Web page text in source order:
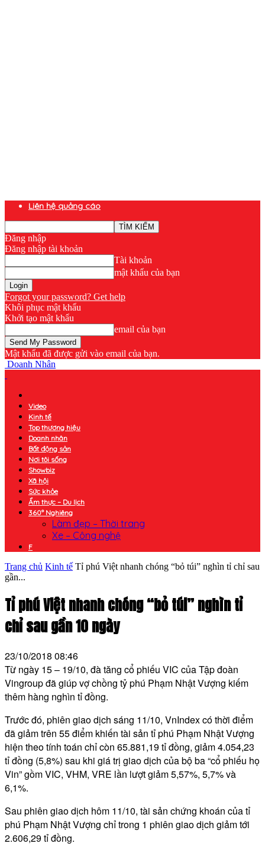
Liên hệ quảng cáo
Đăng nhập
Đăng nhập tài khoản
Tài khoản
mật khẩu của bạn
Forgot your password? Get help
Khôi phục mật khẩu
Khởi tạo mật khẩu
email của bạn
Mật khẩu đã được gửi vào email của bạn.
Doanh Nhân
Video
Kinh tế
Top thương hiệu
Doanh nhân
Bất động sản
Nơi tôi sống
Showbiz
Xã hội
Sức khỏe
Ẩm thực – Du lịch
360° Nghiêng
Làm đẹp – Thời trang
Xe – Công nghệ
F
Trang chủ Kinh tế Tỉ phú Việt nhanh chóng “bỏ túi” nghìn tỉ chỉ sau
gần...
Tỉ phú Việt nhanh chóng “bỏ túi” nghìn tỉ
chỉ sau gần 10 ngày
23/10/2018 08:46
Từ ngày 15 – 19/10, đà tăng cổ phiếu VIC của Tập đoàn
Vingroup đã giúp vợ chồng tỷ phú Phạm Nhật Vượng kiếm
thêm hàng nghìn tỉ đồng.
Trước đó, phiên giao dịch sáng 11/10, VnIndex có thời điểm
đã giảm trên 55 điểm khiến tài sản tỉ phú Phạm Nhật Vượng
hiện theo tính toán chỉ còn 65.881,19 tỉ đồng, giảm 4.054,23
tỉ đồng (5,8%) sau khi giá trị giao dịch của bộ ba “cổ phiếu họ
Vin” gồm VIC, VHM, VRE lần lượt giảm 5,57%, 5,7% và
6,1%.
Sau phiên giao dịch hôm 11/10, tài sản chứng khoán của tỉ
phú Phạm Nhật Vượng chỉ trong 1 phiên giao dịch giảm tới
2.606,29 tỉ đồng.